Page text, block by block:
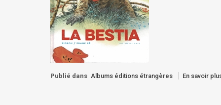
Publié dans Albums éditions étrangères En savoir